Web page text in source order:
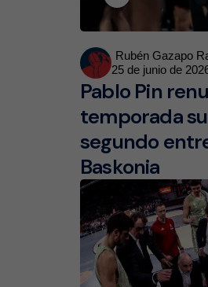
Posted
by
Rubén Gazapo
25 de junio de
Pablo Pin
temporada
segundo
Baskonia